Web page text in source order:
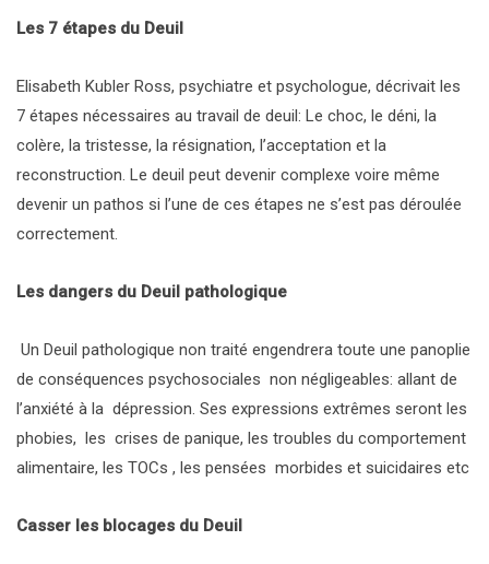
Les 7 étapes du Deuil
Elisabeth Kubler Ross, psychiatre et psychologue, décrivait les
7 étapes nécessaires au travail de deuil: Le choc, le déni, la
colère, la tristesse, la résignation, l’acceptation et la
reconstruction. Le deuil peut devenir complexe voire même
devenir un pathos si l’une de ces étapes ne s’est pas déroulée
correctement.
Les dangers du Deuil pathologique
Un Deuil pathologique non traité engendrera toute une panoplie
de conséquences psychosociales non négligeables: allant de
l’anxiété à la dépression. Ses expressions extrêmes seront les
phobies, les crises de panique, les troubles du comportement
alimentaire, les TOCs , les pensées morbides et suicidaires etc
Casser les blocages du Deuil